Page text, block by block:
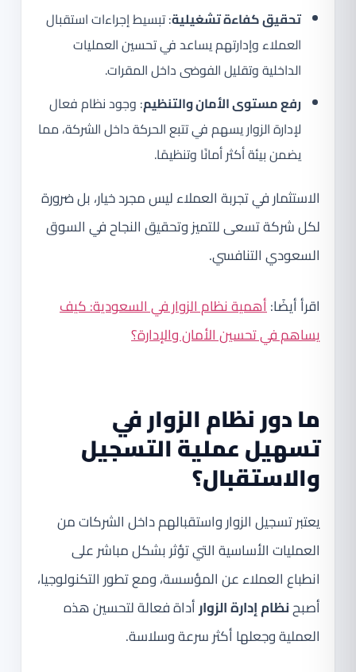
تحقيق كفاءة تشغيلية: تبسيط إجراءات استقبال
العملاء وإدارتهم يساعد في تحسين العمليات
الداخلية وتقليل الفوضى داخل المقرات.
رفع مستوى الأمان والتنظيم: وجود نظام فعال
لإدارة الزوار يسهم في تتبع الحركة داخل الشركة، مما
يضمن بيئة أكثر أمانًا وتنظيمًا.
الاستثمار في تجربة العملاء ليس مجرد خيار، بل ضرورة
لكل شركة تسعى للتميز وتحقيق النجاح في السوق
السعودي التنافسي.
اقرأ أيضًا:أهمية نظام الزوار في السعودية: كيف
يساهم في تحسين الأمان والإدارة؟
ما دور نظام الزوار في
تسهيل عملية التسجيل
والاستقبال؟
يعتبر تسجيل الزوار واستقبالهم داخل الشركات من
العمليات الأساسية التي تؤثر بشكل مباشر على
انطباع العملاء عن المؤسسة، ومع تطور التكنولوجيا،
أصبحنظام إدارة الزوارأداة فعالة لتحسين هذه
العملية وجعلها أكثر سرعة وسلاسة.